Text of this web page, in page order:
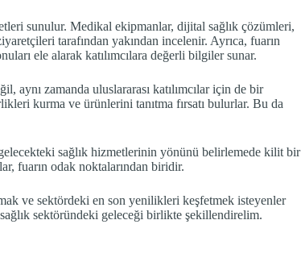
sunulur. Medikal ekipmanlar, dijital sağlık çözümleri,
tarafından yakından incelenir. Ayrıca, fuarın
ele alarak katılımcılara değerli bilgiler sunar.
aynı zamanda uluslararası katılımcılar için de bir
kurma ve ürünlerini tanıtma fırsatı bulurlar. Bu da
sağlık hizmetlerinin yönünü belirlemede kilit bir
fuarın odak noktalarından biridir.
ve sektördeki en son yenilikleri keşfetmek isteyenler
sektöründeki geleceği birlikte şekillendirelim.